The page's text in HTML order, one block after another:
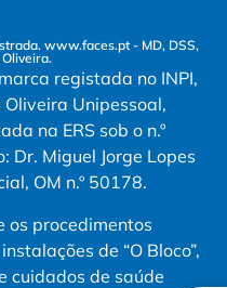
www.faces.pt - MD, DSS,
registada no INPI,
Unipessoal,
na ERS sob o n.º
Dr. Miguel Jorge Lopes
OM n.º 50178.
os procedimentos
de “O Bloco”,
cuidados de saúde